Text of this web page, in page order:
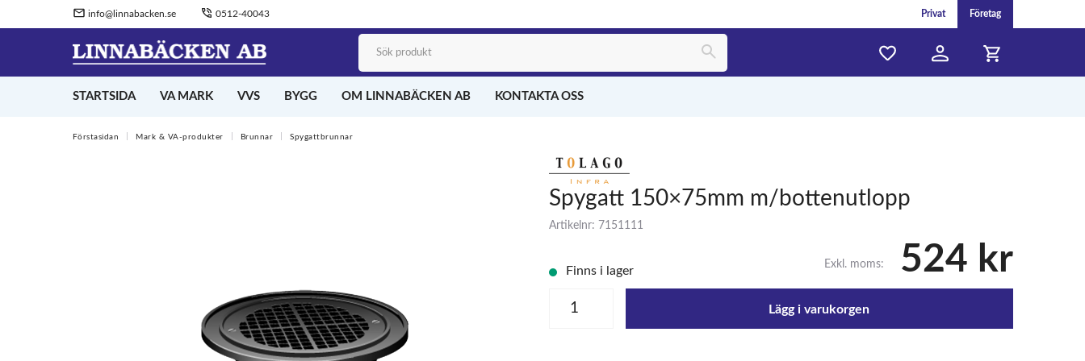
Privat Företag
info@linnabacken.se 0512-40043
STARTSIDA VA MARK VVS BYGG OM LINNABÄCKEN AB KONTAKTA OSS
Förstasidan Mark & VA-produkter Brunnar Spygattbrunnar
Spygatt 150×75mm m/bottenutlopp
Artikelnr: 7151111
Finns i lager Exkl. moms: 524 kr
Lägg i varukorgen